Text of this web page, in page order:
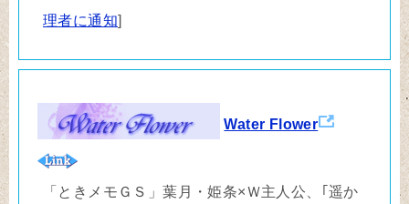
理者に通知]
Water Flower
「ときメモＧＳ」葉月・姫条×Ｗ主人公、｢遥か